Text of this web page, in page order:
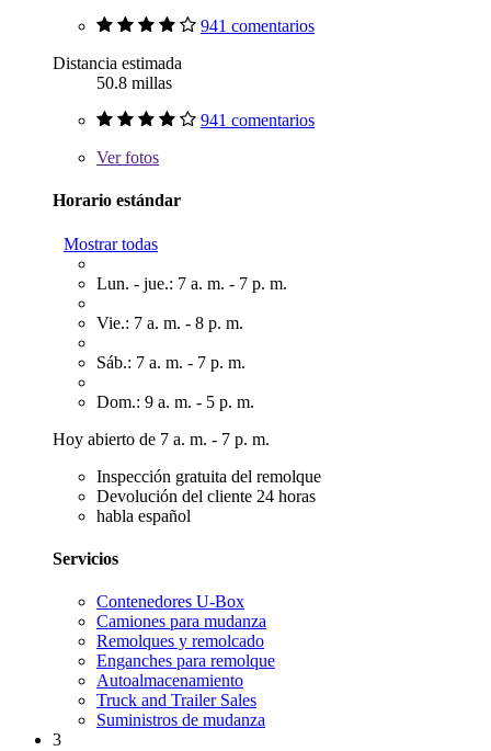
941 comentarios
Distancia estimada
50.8 millas
941 comentarios
Verfotos
Horario estándar
Mostrar todas
Lun. - jue.: 7 a. m. - 7 p. m.
Vie.: 7 a. m. - 8 p. m.
Sáb.: 7 a. m. - 7 p. m.
Dom.: 9 a. m. - 5 p. m.
Hoy abierto de 7 a. m. - 7 p. m.
Inspección gratuita del remolque
Devolución del cliente 24 horas
habla español
Servicios
Contenedores U-Box
Camiones para mudanza
Remolques y remolcado
Enganches para remolque
Autoalmacenamiento
Truck and Trailer Sales
Suministros de mudanza
3